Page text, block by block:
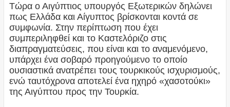
Τώρα ο Αιγύπτιος υπουργός Εξωτερικών δηλώνει
πως Ελλάδα και Αίγυπτος βρίσκονται κοντά σε
συμφωνία. Στην περίπτωση που έχει
συμπεριληφθεί και το Καστελόριζο στις
διαπραγματεύσεις, που είναι και το αναμενόμενο,
υπάρχει ένα σοβαρό προηγούμενο το οποίο
ουσιαστικά ανατρέπει τους τουρκικούς ισχυρισμούς,
ενώ ταυτόχρονα αποτελεί ένα ηχηρό «χασοτούκι»
της Αιγύπτου προς την Τουρκία.